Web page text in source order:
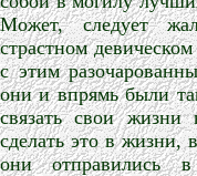
Может, следует
страстном
с этим
они и впрямь были
связать свои
сделать это в жизни,
они отправились